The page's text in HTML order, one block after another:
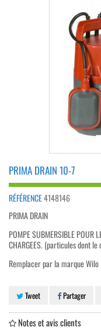
PRIMA DRAIN 10-7
RÉFÉRENCE4148146
PRIMA DRAIN
POMPE SUBMERSIBLE POUR
CHARGEES. (particules dont
Remplacer par la marque
Tweet Partager
Notes et avis clients